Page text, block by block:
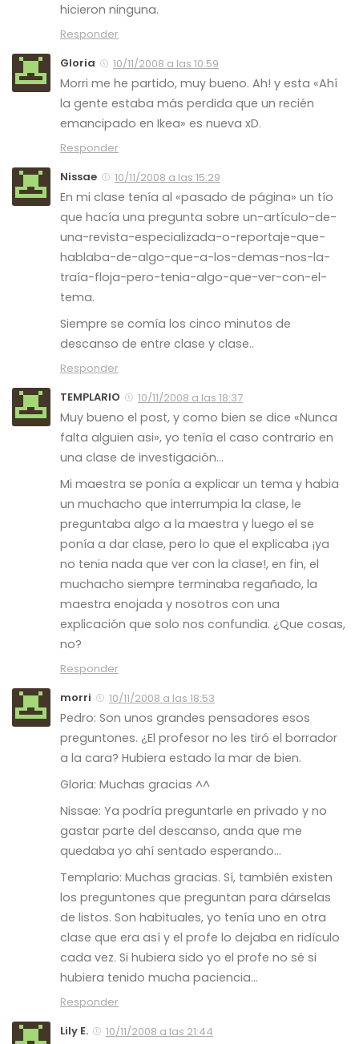
hicieron ninguna.
Responder
Gloria
10/11/2008 a las 10:59
Morri me he partido, muy bueno. Ah! y esta «Ahí
la gente estaba más perdida que un recién
emancipado en Ikea» es nueva xD.
Responder
Nissae
10/11/2008 a las 15:29
En mi clase tenía al «pasado de página» un tío
que hacía una pregunta sobre un-artículo-de-
una-revista-especializada-o-reportaje-que-
hablaba-de-algo-que-a-los-demas-nos-la-
traía-floja-pero-tenia-algo-que-ver-con-el-
tema.
Siempre se comía los cinco minutos de
descanso de entre clase y clase..
Responder
TEMPLARIO
10/11/2008 a las 18:37
Muy bueno el post, y como bien se dice «Nunca
falta alguien asi», yo tenía el caso contrario en
una clase de investigación…
Mi maestra se ponía a explicar un tema y habia
un muchacho que interrumpia la clase, le
preguntaba algo a la maestra y luego el se
ponía a dar clase, pero lo que el explicaba ¡ya
no tenia nada que ver con la clase!, en fin, el
muchacho siempre terminaba regañado, la
maestra enojada y nosotros con una
explicación que solo nos confundia. ¿Que cosas,
no?
Responder
morri
10/11/2008 a las 18:53
Pedro: Son unos grandes pensadores esos
preguntones. ¿El profesor no les tiró el borrador
a la cara? Hubiera estado la mar de bien.
Gloria: Muchas gracias ^^
Nissae: Ya podría preguntarle en privado y no
gastar parte del descanso, anda que me
quedaba yo ahí sentado esperando…
Templario: Muchas gracias. Sí, también existen
los preguntones que preguntan para dárselas
de listos. Son habituales, yo tenía uno en otra
clase que era así y el profe lo dejaba en ridículo
cada vez. Si hubiera sido yo el profe no sé si
hubiera tenido mucha paciencia…
Responder
Lily E.
10/11/2008 a las 21:44